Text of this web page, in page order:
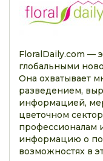
FloralDaily.com —
глобальными
Она охватывает
разведением,
информацией,
цветочном
профессионалам
информацию о
возможностях в